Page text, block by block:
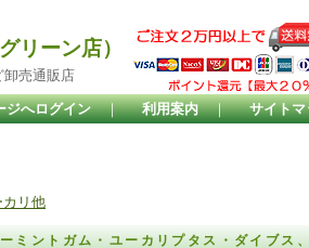
リーン店）
売通販店
ジへログイン ｜ 利用案内 ｜ サイトマ
リ他
ントガム・ユーカリプタス・ダイブス、